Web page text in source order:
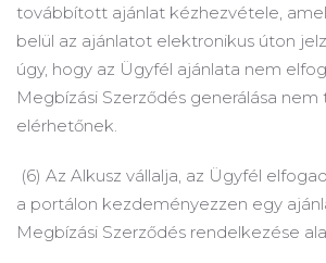
továbbított ajánlat kézhezvétele,
belül az ajánlatot elektronikus úton
úgy, hogy az Ügyfél ajánlata nem
Megbízási Szerződés generálása
elérhetőnek.
(6) Az Alkusz vállalja, az Ügyfél
a portálon kezdeményezzen egy
Megbízási Szerződés rendelkezése